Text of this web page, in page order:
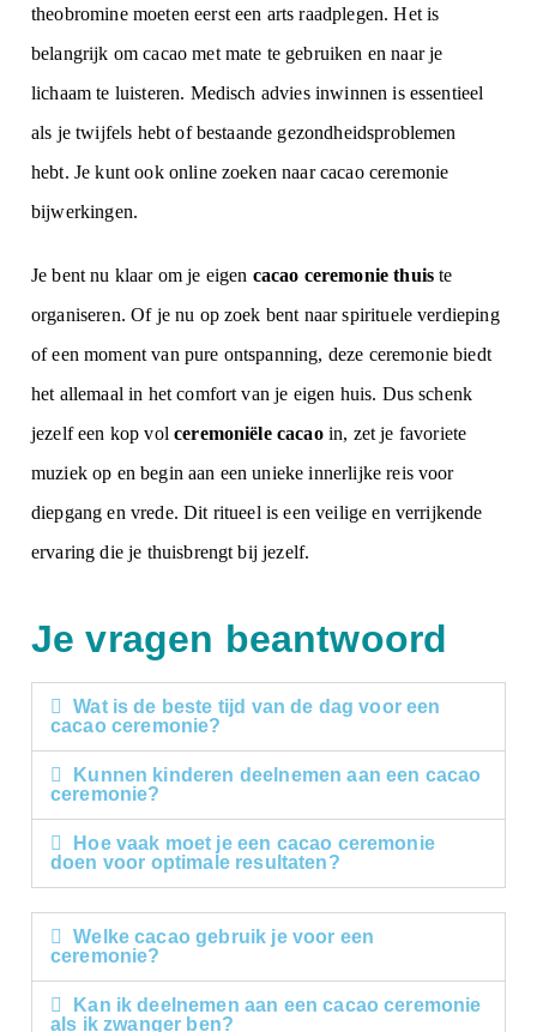
theobromine moeten eerst een arts raadplegen. Het is
belangrijk om cacao met mate te gebruiken en naar je
lichaam te luisteren. Medisch advies inwinnen is essentieel
als je twijfels hebt of bestaande gezondheidsproblemen
hebt. Je kunt ook online zoeken naarcacao ceremonie
bijwerkingen.
Je bent nu klaar om je eigen cacao ceremonie thuis te
organiseren. Of je nu op zoek bent naar spirituele verdieping
of een moment van pure ontspanning, deze ceremonie biedt
het allemaal in het comfort van je eigen huis. Dus schenk
jezelf een kop volceremoniële cacaoin, zet je favoriete
muziek op en begin aan een unieke innerlijke reis voor
diepgang en vrede. Dit ritueel is een veilige en verrijkende
ervaring die je thuisbrengt bij jezelf.
Je vragen beantwoord
Wat is de beste tijd van de dag voor een
cacao ceremonie?​
Kunnen kinderen deelnemen aan een cacao
ceremonie? ​
Hoe vaak moet je een cacao ceremonie
doen voor optimale resultaten? ​
Welke cacao gebruik je voor een
ceremonie?
Kan ik deelnemen aan een cacao ceremonie
als ik zwanger ben?